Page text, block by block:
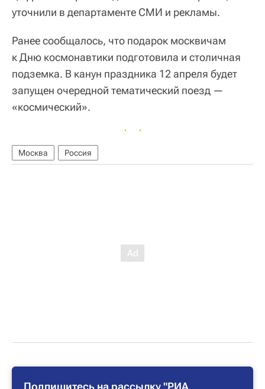
уточнили в департаменте СМИ и рекламы.
Ранее сообщалось, что подарок москвичам
к Дню космонавтики подготовила и столичная
подземка. В канун праздника 12 апреля будет
запущен очередной тематический поезд —
«космический».
Москва Россия
Подпишитесь на рассылку "РИА